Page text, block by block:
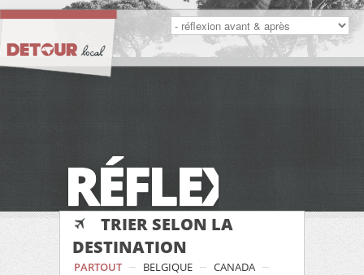
RÉFLEXION
TRIER SELON LA
DESTINATION
PARTOUT BELGIQUE
CANADA